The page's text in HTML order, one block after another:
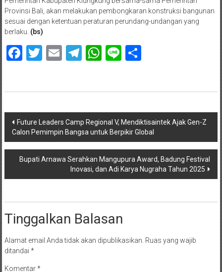
Provinsi Bali, akan melakukan pembongkaran konstruksi bangunan
sesuai dengan ketentuan peraturan perundang-undangan yang
berlaku. (bs)
Facebook
Twitter
EmailTelegram
WhatsApp
LineShare
Navigasi
pos
Future Leaders Camp Regional V, Mendiktisaintek Ajak Gen-Z
Calon Pemimpin Bangsa untuk Berpikir Global
Bupati Arnawa Serahkan Mangupura Award, Badung Festival
Inovasi, dan Adi Karya Nugraha Tahun 2025
Tinggalkan Balasan
Alamat email Anda tidak akan dipublikasikan. Ruas yang wajib
ditandai *
Komentar*